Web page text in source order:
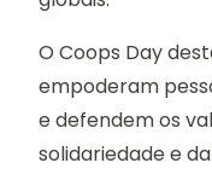
O Coops Day
empoderam
e defendem os
solidariedade e